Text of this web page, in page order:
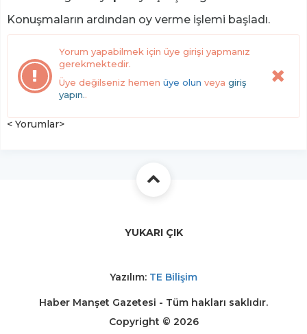
Konuşmaların ardından oy verme işlemi başladı.
Yorum yapabilmek için üye girişi yapmanız
gerekmektedir.
Üye değilseniz hemen üye olun veya giriş
yapın..
< Yorumlar>
YUKARI ÇIK
Yazılım: TE Bilişim
Haber Manşet Gazetesi - Tüm hakları saklıdır.
Copyright © 2026